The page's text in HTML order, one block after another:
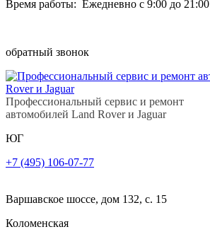
Время работы: Ежедневно с 9:00 до 21:00
обратный звонок
Профессиональный сервис и ремонт
автомобилей Land Rover и Jaguar
ЮГ
+7 (495) 106-07-77
Варшавское шоссе, дом 132, с. 15
Коломенская